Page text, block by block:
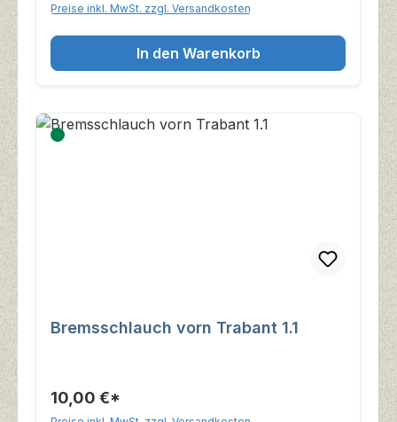
Preise inkl. MwSt. zzgl. Versandkosten
In den Warenkorb
Bremsschlauch vorn Trabant 1.1
10,00 €*